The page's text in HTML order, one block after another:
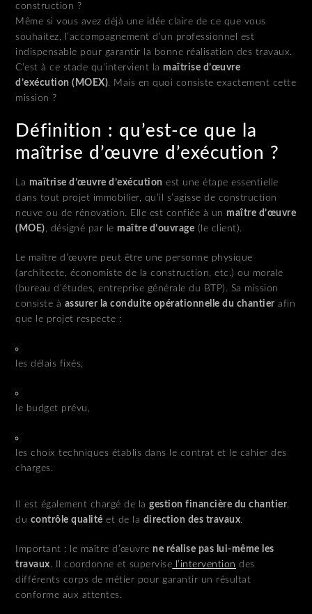
construction ?
Même si vous avez déjà une idée claire de ce que vous
souhaitez, l’accompagnement d’un professionnel est
indispensable pour garantir la bonne réalisation des travaux.
C’est à ce stade qu’intervient lamaîtrise d’œuvre
d’exécution (MOEX). Mais en quoi consiste exactement cette
mission ?
Définition : qu’est-ce que la
maîtrise d’œuvre d’exécution ?
La maîtrise d’œuvre d’exécution est une étape essentielle
dans tout projet immobilier, qu’il s’agisse de construction
neuve ou de rénovation. Elle est confiée à unmaître d’œuvre
(MOE), désigné par lemaître d’ouvrage (le client).
Le maître d’œuvre peut être une personne physique
(architecte, économiste de la construction, etc.) ou morale
(bureau d’études, entreprise générale du BTP). Sa mission
consiste à assurer la conduite opérationnelle du chantier afin
que le projet respecte :
les délais fixés,
le budget prévu,
les choix techniques établis dans le contrat et le cahier des
charges.
Il est également chargé de lagestion financière du chantier,
du contrôle qualité et de la direction des travaux.
Important : le maître d’œuvrene réalise pas lui-même les
travaux. Il coordonne et supervise l’intervention des
différents corps de métier pour garantir un résultat
conforme aux attentes.